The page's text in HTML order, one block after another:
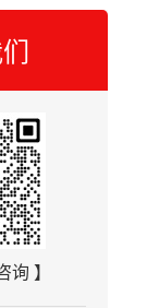
询 】